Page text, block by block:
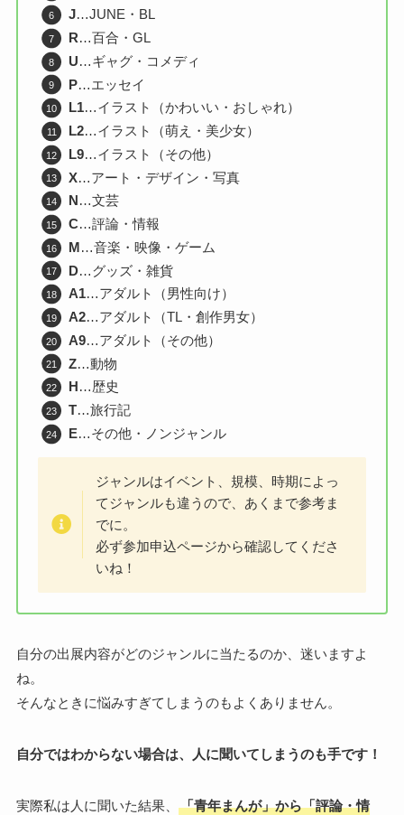
J…JUNE・BL
R…百合・GL
U…ギャグ・コメディ
P…エッセイ
L1…イラスト（かわいい・おしゃれ）
L2…イラスト（萌え・美少女）
L9…イラスト（その他）
X…アート・デザイン・写真
N…文芸
C…評論・情報
M…音楽・映像・ゲーム
D…グッズ・雑貨
A1…アダルト（男性向け）
A2…アダルト（TL・創作男女）
A9…アダルト（その他）
Z…動物
H…歴史
T…旅行記
E…その他・ノンジャンル
ジャンルはイベント、規模、時期によっ
てジャンルも違うので、あくまで参考ま
でに。
必ず参加申込ページから確認してくださ
いね！
自分の出展内容がどのジャンルに当たるのか、迷いますよ
ね。
そんなときに悩みすぎてしまうのもよくありません。
自分ではわからない場合は、人に聞いてしまうのも手です！
実際私は人に聞いた結果、
「青年まんが」から「評論・情